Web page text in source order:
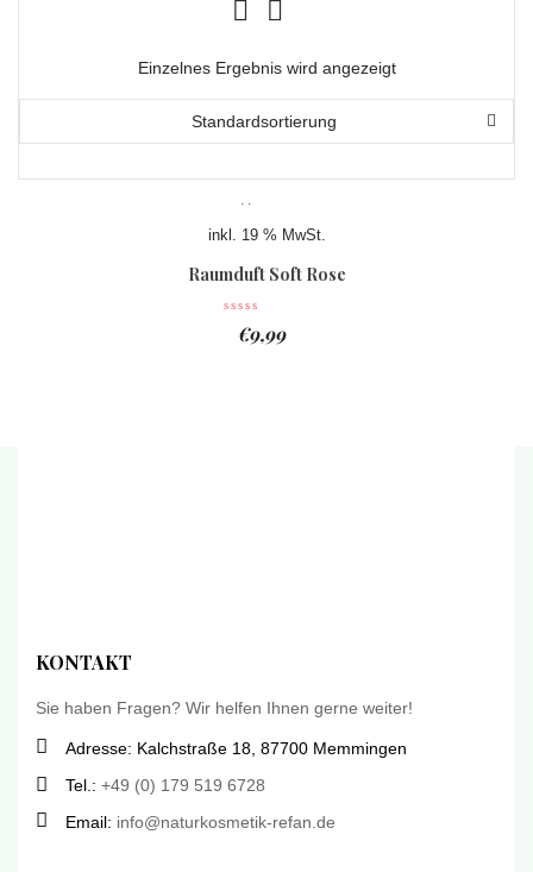
Einzelnes Ergebnis wird angezeigt
Standardsortierung
inkl. 19 % MwSt.
Raumduft Soft Rose
€9,99
KONTAKT
Sie haben Fragen? Wir helfen Ihnen gerne weiter!
Adresse: Kalchstraße 18, 87700 Memmingen
Tel.: +49 (0) 179 519 6728
Email: info@naturkosmetik-refan.de